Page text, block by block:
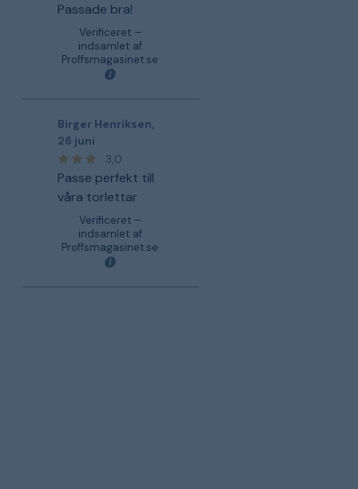
Passade bra!
Verificeret –
indsamlet af
Proffsmagasinet.se
Birger Henriksen,
26 juni
3,0
Passe perfekt till
våra torlettar
Verificeret –
indsamlet af
Proffsmagasinet.se